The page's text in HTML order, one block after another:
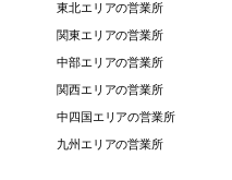
東北エリアの営業所
関東エリアの営業所
中部エリアの営業所
関西エリアの営業所
中四国エリアの営業所
九州エリアの営業所